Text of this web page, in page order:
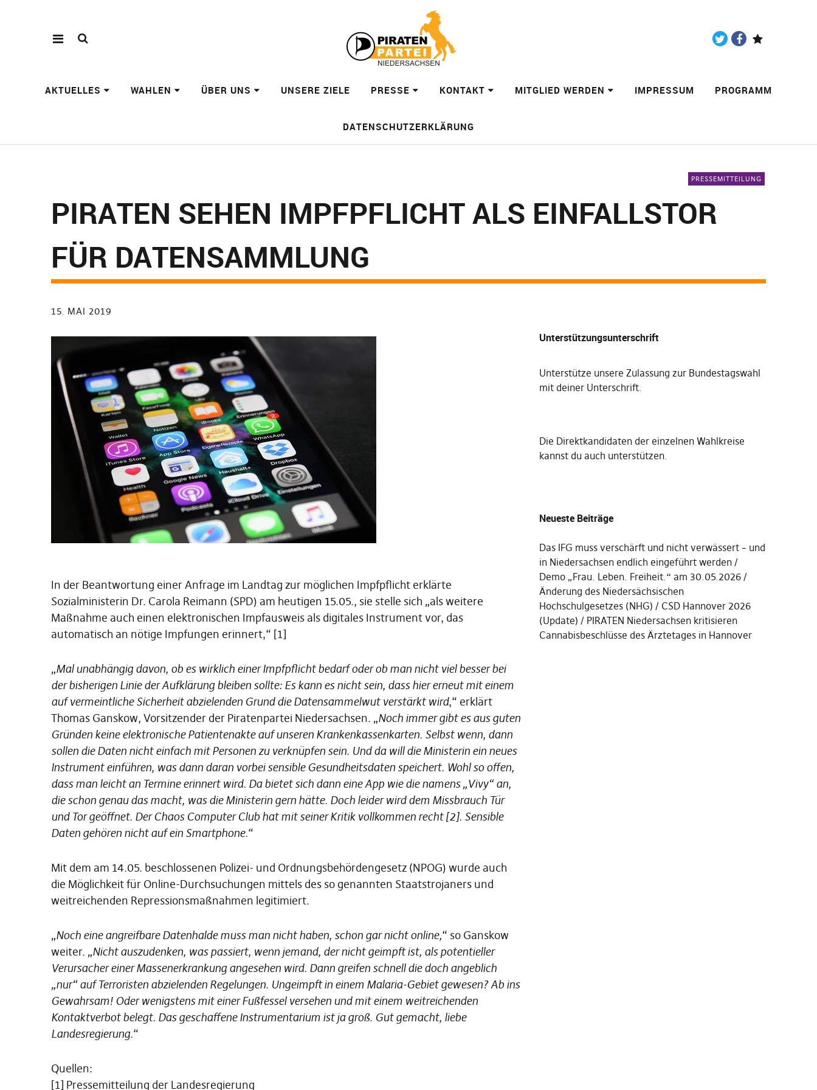
AKTUELLES WAHLEN ÜBER UNS UNSERE ZIELE PRESSE KONTAKT MITGLIED WERDEN IMPRESSUM PROGRAMM
DATENSCHUTZERKLÄRUNG
PRESSEMITTEILUNG
PIRATEN SEHEN IMPFPFLICHT ALS EINFALLSTOR
FÜR DATENSAMMLUNG
15. MAI 2019
In der Beantwortung einer Anfrage im Landtag zur möglichen Impfpflicht erklärte
Sozialministerin Dr. Carola Reimann (SPD) am heutigen 15.05., sie stelle sich „als weitere
Maßnahme auch einen elektronischen Impfausweis als digitales Instrument vor, das
automatisch an nötige Impfungen erinnert,“ [1]
„Mal unabhängig davon, ob es wirklich einer Impfpflicht bedarf oder ob man nicht viel besser bei
der bisherigen Linie der Aufklärung bleiben sollte: Es kann es nicht sein, dass hier erneut mit einem
auf vermeintliche Sicherheit abzielenden Grund die Datensammelwut verstärkt wird,“ erklärt
Thomas Ganskow, Vorsitzender der Piratenpartei Niedersachsen. „Noch immer gibt es aus guten
Gründen keine elektronische Patientenakte auf unseren Krankenkassenkarten. Selbst wenn, dann
sollen die Daten nicht einfach mit Personen zu verknüpfen sein. Und da will die Ministerin ein neues
Instrument einführen, was dann daran vorbei sensible Gesundheitsdaten speichert. Wohl so offen,
dass man leicht an Termine erinnert wird. Da bietet sich dann eine App wie die namens „Vivy“ an,
die schon genau das macht, was die Ministerin gern hätte. Doch leider wird dem Missbrauch Tür
und Tor geöffnet. Der Chaos Computer Club hat mit seiner Kritik vollkommen recht [2]. Sensible
Daten gehören nicht auf ein Smartphone.“
Mit dem am 14.05. beschlossenen Polizei- und Ordnungsbehördengesetz (NPOG) wurde auch
die Möglichkeit für Online-Durchsuchungen mittels des so genannten Staatstrojaners und
weitreichenden Repressionsmaßnahmen legitimiert.
„Noch eine angreifbare Datenhalde muss man nicht haben, schon gar nicht online,“ so Ganskow
weiter. „Nicht auszudenken, was passiert, wenn jemand, der nicht geimpft ist, als potentieller
Verursacher einer Massenerkrankung angesehen wird. Dann greifen schnell die doch angeblich
„nur“ auf Terroristen abzielenden Regelungen. Ungeimpft in einem Malaria-Gebiet gewesen? Ab ins
Gewahrsam! Oder wenigstens mit einer Fußfessel versehen und mit einem weitreichenden
Kontaktverbot belegt. Das geschaffene Instrumentarium ist ja groß. Gut gemacht, liebe
Landesregierung.“
Quellen:
[1] Pressemitteilung der Landesregierung
Unterstützungsunterschrift
Unterstütze unsere Zulassung zur Bundestagswahl
mit deiner Unterschrift.
Die Direktkandidaten der einzelnen Wahlkreise
kannst du auch unterstützen.
Neueste Beiträge
Das IFG muss verschärft und nicht verwässert – und
in Niedersachsen endlich eingeführt werden
Demo „Frau. Leben. Freiheit.“ am 30.05.2026
Änderung des Niedersächsischen
Hochschulgesetzes (NHG)
CSD Hannover 2026
(Update)
PIRATEN Niedersachsen kritisieren
Cannabisbeschlüsse des Ärztetages in Hannover